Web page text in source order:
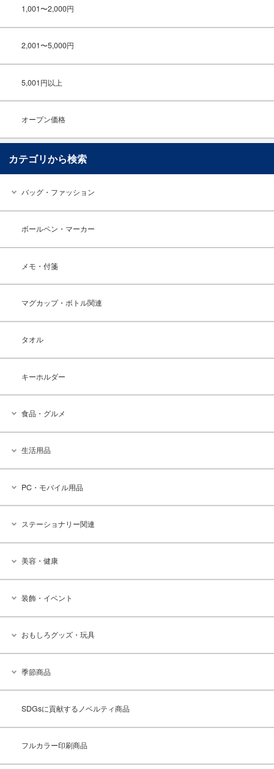
1,001〜2,000円
2,001〜5,000円
5,001円以上
オープン価格
カテゴリから検索
バッグ・ファッション
ボールペン・マーカー
メモ・付箋
マグカップ・ボトル関連
タオル
キーホルダー
食品・グルメ
生活用品
PC・モバイル用品
ステーショナリー関連
美容・健康
装飾・イベント
おもしろグッズ・玩具
季節商品
SDGsに貢献するノベルティ商品
フルカラー印刷商品